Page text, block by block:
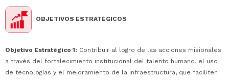
OBJETIVOS ESTRATÉGICOS
Objetivo Estratégico 1: Contribuir al logro de las acciones misionales
a través del fortalecimiento institucional del talento humano, el uso
de tecnologías y el mejoramiento de la infraestructura, que faciliten